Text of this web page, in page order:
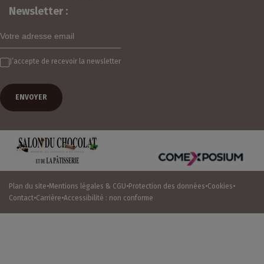
Newsletter :
J’accepte de recevoir la newsletter
Plan du site Mentions légales & CGU Protection des données Cookies
Contact Carrière Accessibilité : non conforme